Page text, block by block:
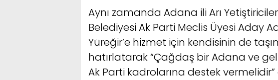
Aynı zamanda Adana ili Arı
Belediyesi Ak Parti Meclis Üyesi Aday
Yüreğir’e hizmet için kendisinin de
hatırlatarak “Çağdaş bir Adana ve
Ak Parti kadrolarına destek vermelidir”